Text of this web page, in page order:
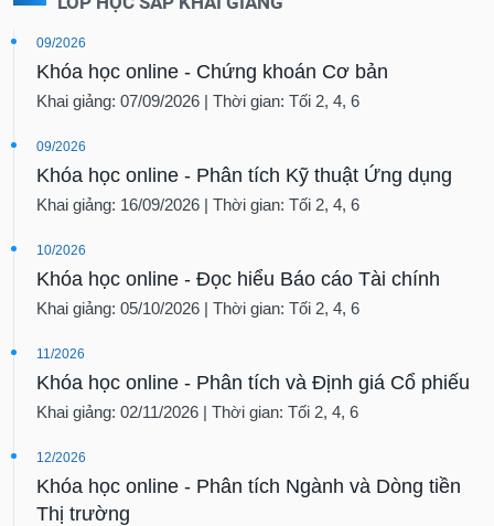
09/2026
Khóa học online - Chứng khoán Cơ bản
Khai giảng: 07/09/2026 | Thời gian: Tối 2, 4, 6
09/2026
Khóa học online - Phân tích Kỹ thuật Ứng dụng
Khai giảng: 16/09/2026 | Thời gian: Tối 2, 4, 6
10/2026
Khóa học online - Đọc hiểu Báo cáo Tài chính
Khai giảng: 05/10/2026 | Thời gian: Tối 2, 4, 6
11/2026
Khóa học online - Phân tích và Định giá Cổ phiếu
Khai giảng: 02/11/2026 | Thời gian: Tối 2, 4, 6
12/2026
Khóa học online - Phân tích Ngành và Dòng tiền
Thị trường